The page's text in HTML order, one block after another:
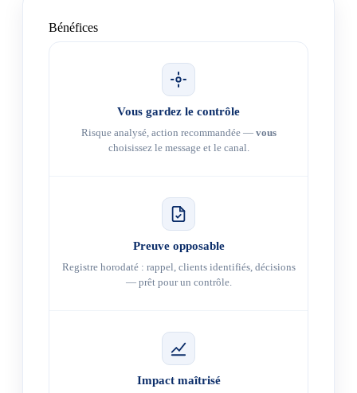
Bénéfices
Vous gardez le contrôle
Risque analysé, action recommandée — vous
choisissez le message et le canal.
Preuve opposable
Registre horodaté : rappel, clients identifiés, décisions
— prêt pour un contrôle.
Impact maîtrisé